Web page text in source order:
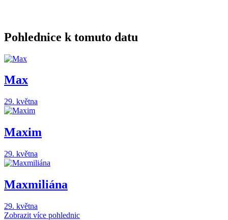
Pohlednice k tomuto datu
Max
29. května
Maxim
29. května
Maxmiliána
29. května
Zobrazit více pohlednic